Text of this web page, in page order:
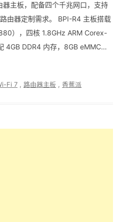
主板，配备四个千兆网口，支持
由器定制需求。 BPI-R4 主板搭载
），四核 1.8GHz ARM Corex-
4GB DDR4 内存，8GB eMMC…
Fi 7 路由器主板 香蕉派